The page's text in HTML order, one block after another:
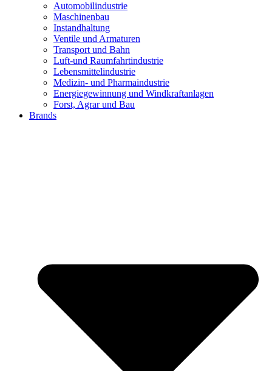
Automobilindustrie
Maschinenbau
Instandhaltung
Ventile und Armaturen
Transport und Bahn
Luft-und Raumfahrtindustrie
Lebensmittelindustrie
Medizin- und Pharmaindustrie
Energiegewinnung und Windkraftanlagen
Forst, Agrar und Bau
Brands